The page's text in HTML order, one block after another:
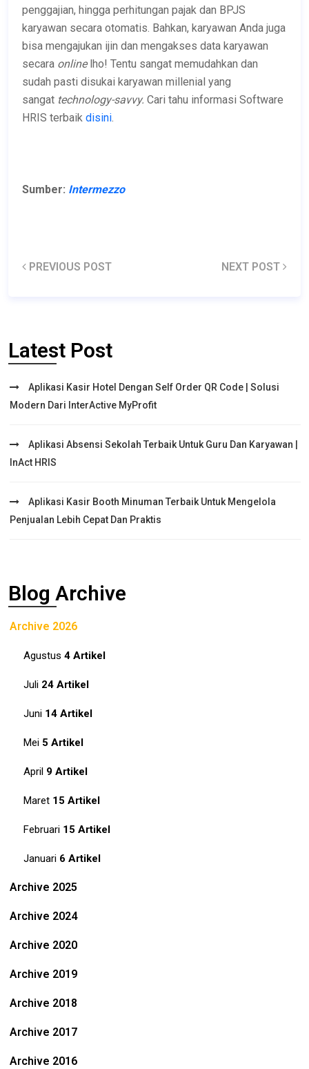
penggajian, hingga perhitungan pajak dan BPJS
karyawan secara otomatis. Bahkan, karyawan Anda juga
bisa mengajukan ijin dan mengakses data karyawan
secara online lho! Tentu sangat memudahkan dan
sudah pasti disukai karyawan millenial yang
sangat technology-savvy. Cari tahu informasi Software
HRIS terbaik disini.
Sumber: Intermezzo
PREVIOUS POST NEXT POST
Latest Post
Aplikasi Kasir Hotel Dengan Self Order QR Code | Solusi
Modern Dari InterActive MyProfit
Aplikasi Absensi Sekolah Terbaik Untuk Guru Dan Karyawan |
InAct HRIS
Aplikasi Kasir Booth Minuman Terbaik Untuk Mengelola
Penjualan Lebih Cepat Dan Praktis
Blog Archive
Archive 2026
Agustus 4 Artikel
Juli 24 Artikel
Juni 14 Artikel
Mei 5 Artikel
April 9 Artikel
Maret 15 Artikel
Februari 15 Artikel
Januari 6 Artikel
Archive 2025
Archive 2024
Archive 2020
Archive 2019
Archive 2018
Archive 2017
Archive 2016